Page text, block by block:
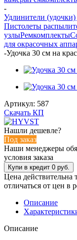
-
Удлинители (удочки)
Пистолеты
узлыРемкомплекты
для окрасочных
-Удочка 30 см на
Артикул: 587
Скачать КП
Нашли дешевле?
Под заказ
Наши менеджеры
условия заказа
Цена действительна
отличаться от цен в
Описание
Описание